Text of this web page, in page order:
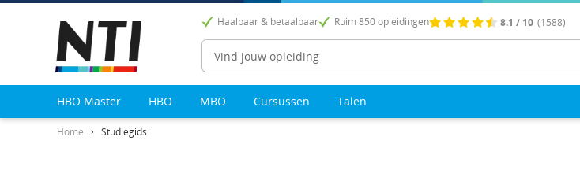
Haalbaar & betaalbaar Ruim 850 opleidingen 8.1 / 10 (1588)
Zoeken
HBO Master HBO MBO Cursussen Talen
Home Studiegids